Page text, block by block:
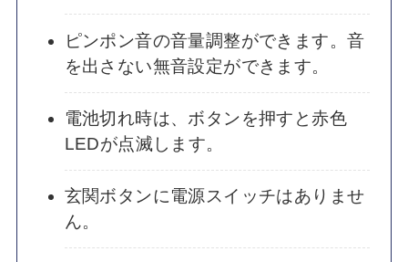
ピンポン音の音量調整ができます。音
を出さない無音設定ができます。
電池切れ時は、ボタンを押すと赤色
LEDが点滅します。
玄関ボタンに電源スイッチはありませ
ん。